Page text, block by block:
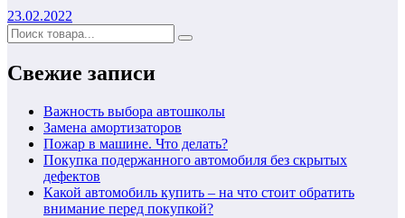
23.02.2022
Свежие записи
Важность выбора автошколы
Замена амортизаторов
Пожар в машине. Что делать?
Покупка подержанного автомобиля без скрытых
дефектов
Какой автомобиль купить – на что стоит обратить
внимание перед покупкой?